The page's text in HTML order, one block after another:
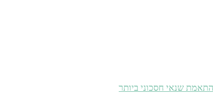
שנאי חסכוני ביותר